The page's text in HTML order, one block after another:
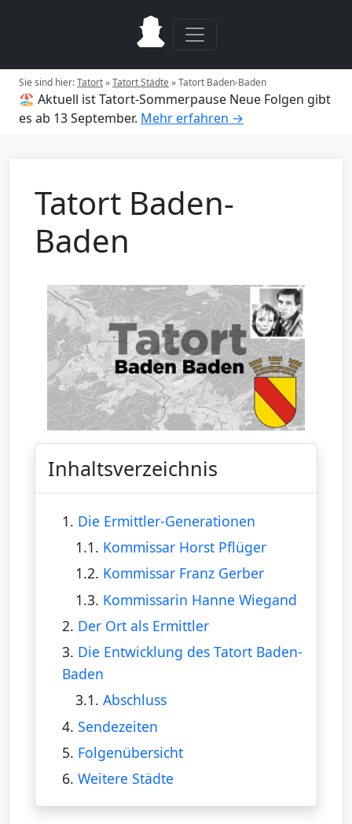
Sie sind hier:Tatort»Tatort Städte»Tatort Baden-Baden
🏖️ Aktuell ist Tatort-Sommerpause Neue Folgen gibt
es ab 13 September. Mehr erfahren →
Tatort Baden-
Baden
Inhaltsverzeichnis
1. Die Ermittler-Generationen
1.1. Kommissar Horst Pflüger
1.2. Kommissar Franz Gerber
1.3. Kommissarin Hanne Wiegand
2. Der Ort als Ermittler
3. Die Entwicklung des Tatort Baden-
Baden
3.1.Abschluss
4. Sendezeiten
5. Folgenübersicht
6. Weitere Städte